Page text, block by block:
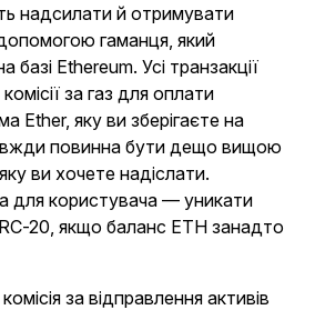
надсилати й отримувати
гаманця, який
базі Ethereum. Усі транзакції
за газ для оплати
Ether, яку ви зберігаєте на
повинна бути дещо вищою
ви хочете надіслати.
для користувача — уникати
20, якщо баланс ETH занадто
за відправлення активів